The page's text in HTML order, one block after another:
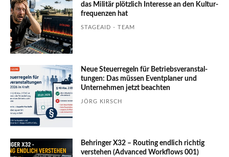
das Mili­tär plötzlich Inte­resse an den Kultur­
fre­quen­zen hat
STAGEAID - TEAM
Neue Steuerregeln für Betriebs­ver­an­stal­
tungen: Das müssen Event­planer und
Unter­nehmen jetzt beachten
JÖRG KIRSCH
Behringer X32 – Routing endlich richtig
verstehen (Advanced Workflows 001)